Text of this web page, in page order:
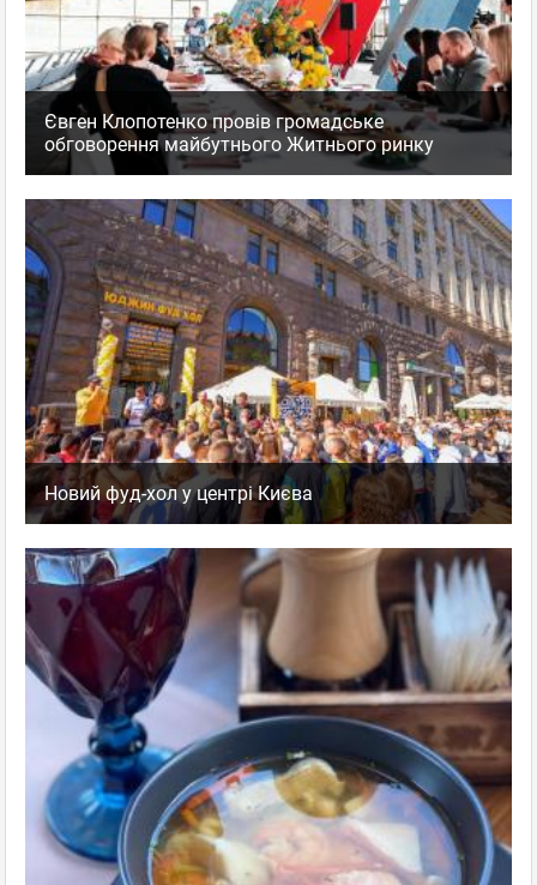
Євген Клопотенко провів громадське
обговорення майбутнього Житнього ринку
Новий фуд-хол у центрі Києва